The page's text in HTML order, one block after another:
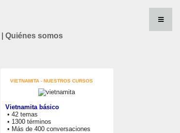
Quiénes somos
VIETNAMITA - NUESTROS CURSOS
Vietnamita básico
• 42 temas
• 1300 términos
• Más de 400 conversaciones